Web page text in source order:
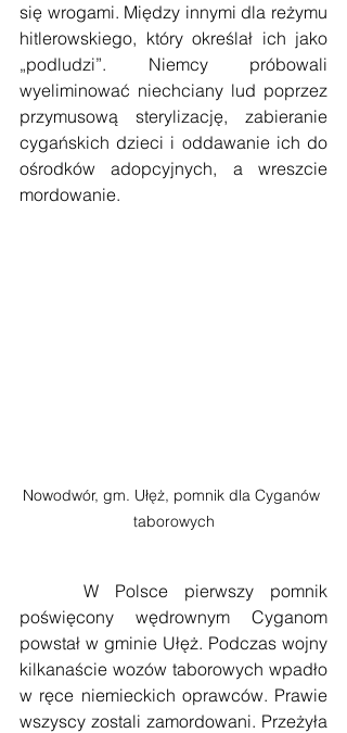
się wrogami. Między innymi dla reżymu
hitlerowskiego, który określał ich jako
„podludzi”. Niemcy próbowali
wyeliminować niechciany lud poprzez
przymusową sterylizację, zabieranie
cygańskich dzieci i oddawanie ich do
ośrodków adopcyjnych, a wreszcie
mordowanie.
Nowodwór, gm. Ułęż, pomnik dla Cyganów
taborowych
W Polsce pierwszy pomnik
poświęcony wędrownym Cyganom
powstał w gminie Ułęż. Podczas wojny
kilkanaście wozów taborowych wpadło
w ręce niemieckich oprawców. Prawie
wszyscy zostali zamordowani. Przeżyła